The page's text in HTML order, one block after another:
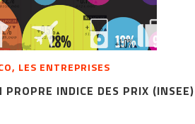
LES ENTREPRISES
PROPRE INDICE DES PRIX (INSEE)